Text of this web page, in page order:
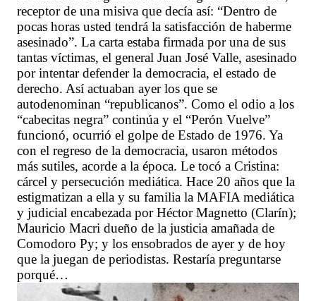
receptor de una misiva que decía así: “Dentro de
pocas horas usted tendrá la satisfacción de haberme
asesinado”. La carta estaba firmada por una de sus
tantas víctimas, el general Juan José Valle, asesinado
por intentar defender la democracia, el estado de
derecho. Así actuaban ayer los que se
autodenominan “republicanos”. Como el odio a los
“cabecitas negra” continúa y el “Perón Vuelve”
funcionó, ocurrió el golpe de Estado de 1976. Ya
con el regreso de la democracia, usaron métodos
más sutiles, acorde a la época. Le tocó a Cristina:
cárcel y persecución mediática. Hace 20 años que la
estigmatizan a ella y su familia la MAFIA mediática
y judicial encabezada por Héctor Magnetto (Clarín);
Mauricio Macri dueño de la justicia amañada de
Comodoro Py; y los ensobrados de ayer y de hoy
que la juegan de periodistas. Restaría preguntarse
porqué…